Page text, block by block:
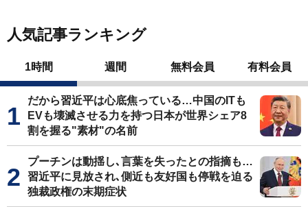
人気記事ランキング
1時間 週間 無料会員 有料会員
だから習近平は心底焦っている…中国のITも
EVも壊滅させる力を持つ日本が世界シェア8
割を握る"素材"の名前
プーチンは動揺し､言葉を失ったとの指摘も…
習近平に見放され､側近も友好国も停戦を迫る
独裁政権の末期症状